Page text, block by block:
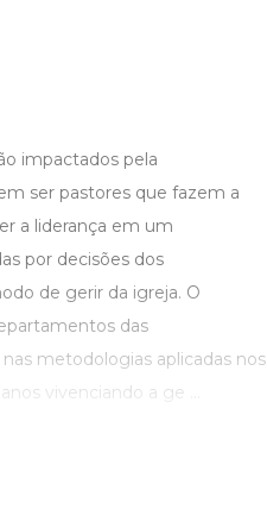
impactados pela
ser pastores que fazem a
a liderança em um
por decisões dos
de gerir da igreja. O
das
metodologias aplicadas nos
vivenciando a ge ...